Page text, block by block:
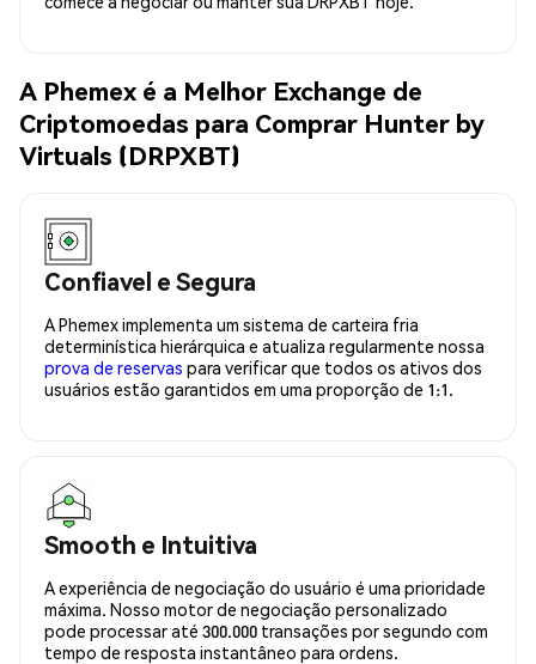
A Phemex é a Melhor Exchange de
Criptomoedas para Comprar Hunter by
Virtuals (DRPXBT)
Confiavel e Segura
A Phemex implementa um sistema de carteira fria
determinística hierárquica e atualiza regularmente nossa
prova de reservas para verificar que todos os ativos dos
usuários estão garantidos em uma proporção de 1:1.
Smooth e Intuitiva
A experiência de negociação do usuário é uma prioridade
máxima. Nosso motor de negociação personalizado
pode processar até 300.000 transações por segundo com
tempo de resposta instantâneo para ordens.